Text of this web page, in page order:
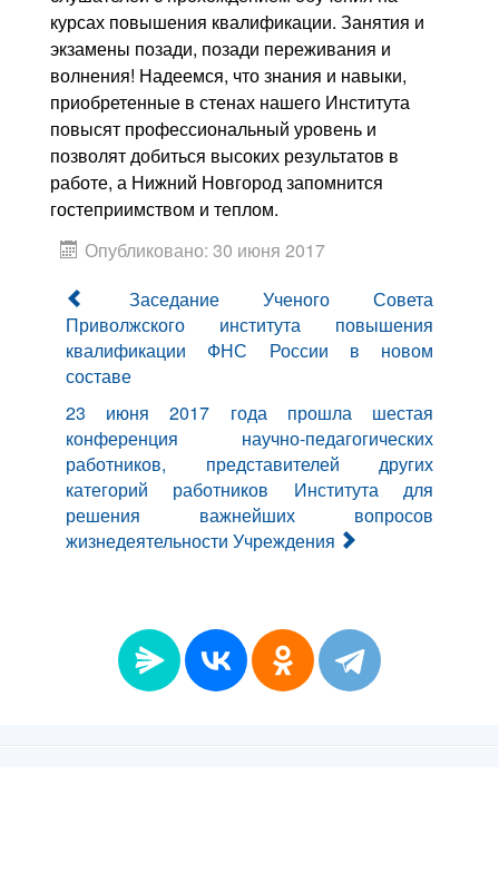
курсах повышения квалификации. Занятия и
экзамены позади, позади переживания и
волнения! Надеемся, что знания и навыки,
приобретенные в стенах нашего Института
повысят профессиональный уровень и
позволят добиться высоких результатов в
работе, а Нижний Новгород запомнится
гостеприимством и теплом.
Опубликовано: 30 июня 2017
Заседание Ученого Совета
Приволжского института повышения
квалификации ФНС России в новом
составе
23 июня 2017 года прошла шестая
конференция научно-педагогических
работников, представителей других
категорий работников Института для
решения важнейших вопросов
жизнедеятельности Учреждения